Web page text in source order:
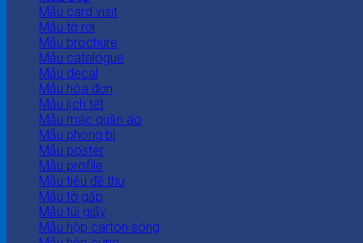
Mẫu card visit
Mẫu tờ rơi
Mẫu brochure
Mẫu catalogue
Mẫu decal
Mẫu hóa đơn
Mẫu lịch tết
Mẫu mác quần áo
Mẫu phong bì
Mẫu poster
Mẫu profile
Mẫu tiêu đề thư
Mẫu tờ gấp
Mẫu túi giấy
Mẫu hộp carton sóng